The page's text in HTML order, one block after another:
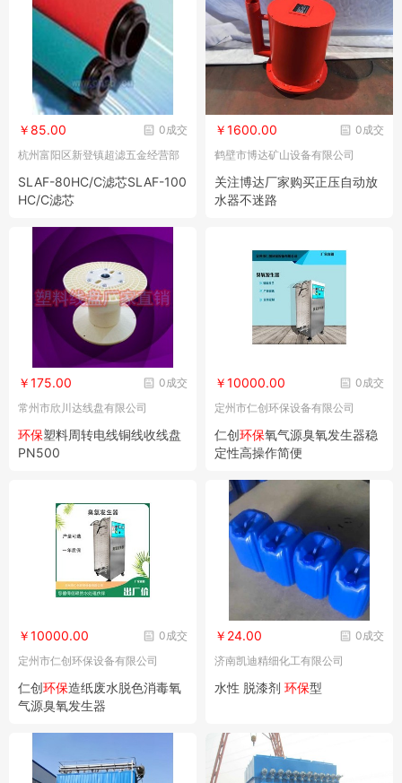
0成交
￥85.00
杭州富阳区新登镇超滤五金经营部
SLAF-80HC/C滤芯SLAF-100
HC/C滤芯
0成交
￥1600.00
鹤壁市博达矿山设备有限公司
关注博达厂家购买正压自动放
水器不迷路
0成交
￥175.00
常州市欣川达线盘有限公司
环保塑料周转电线铜线收线盘
PN500
0成交
￥10000.00
定州市仁创环保设备有限公司
仁创环保氧气源臭氧发生器稳
定性高操作简便
0成交
￥10000.00
定州市仁创环保设备有限公司
仁创环保造纸废水脱色消毒氧
气源臭氧发生器
0成交
￥24.00
济南凯迪精细化工有限公司
水性 脱漆剂 环保型